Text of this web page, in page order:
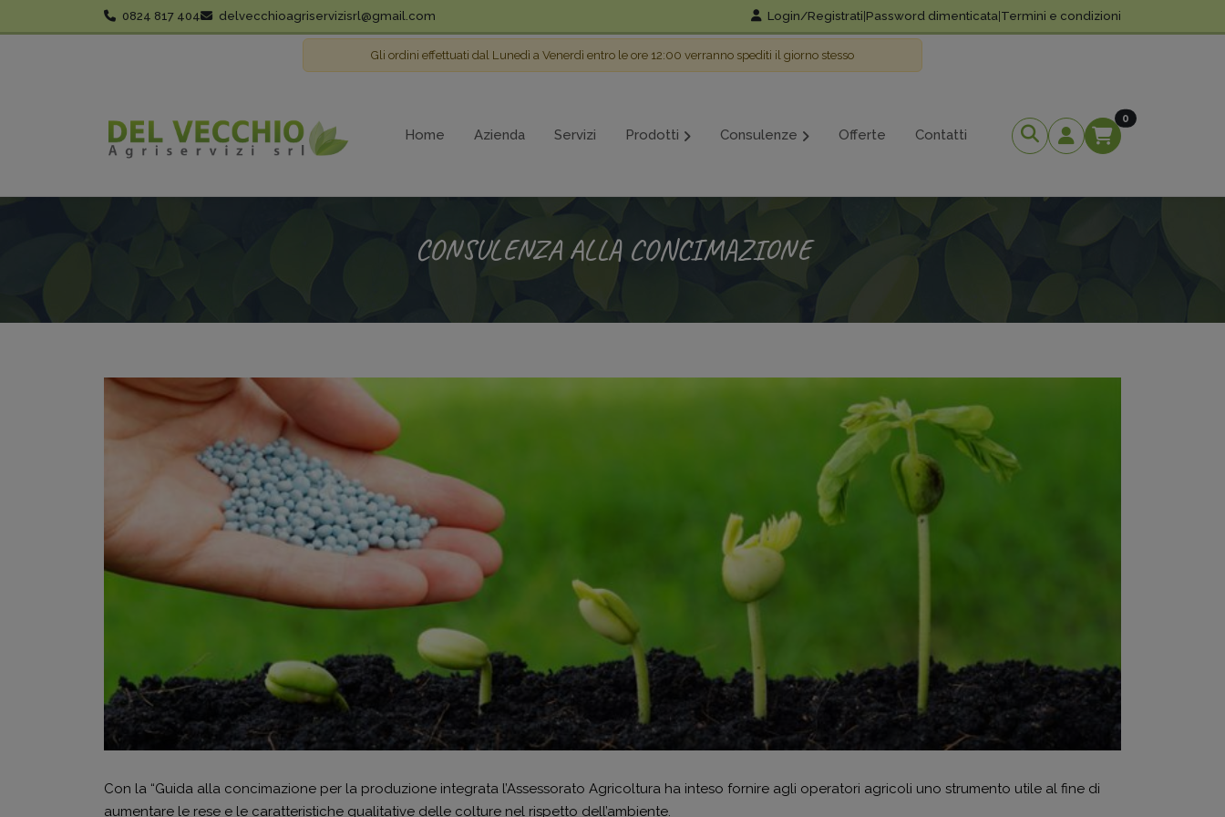
0824 817 404 delvecchioagriservizisrl@gmail.com Login/Registrati Password dimenticata Termini e condizioni
Gli ordini effettuati dal Lunedì a Venerdì entro le ore 12:00 verranno spediti il giorno stesso
Home Azienda Servizi Prodotti Consulenze Offerte Contatti
0 Elementi Nel
CONSULENZA ALLA CONCIMAZIONE
Con la “Guida alla concimazione per la produzione integrata l’Assessorato Agricoltura ha inteso fornire agli operatori agricoli uno strumento utile al fine di
aumentare le rese e le caratteristiche qualitative delle colture nel rispetto dell’ambiente.